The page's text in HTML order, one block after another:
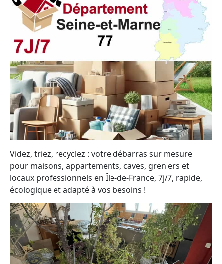
Videz, triez, recyclez : votre débarras sur mesure
pour maisons, appartements, caves, greniers et
locaux professionnels en Île-de-France, 7j/7, rapide,
écologique et adapté à vos besoins !